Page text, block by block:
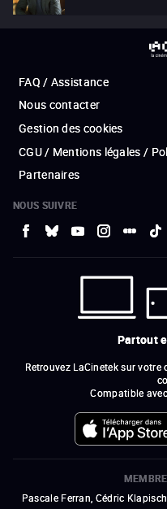
FAQ / Assistance
Nous contacter
Gestion des cookies
CGU / Mentions légales /
Partenaires
NOUS SUIVRE
Partout
Retrouvez LaCinetek sur
Compatible
Pascale Ferran, Cédric